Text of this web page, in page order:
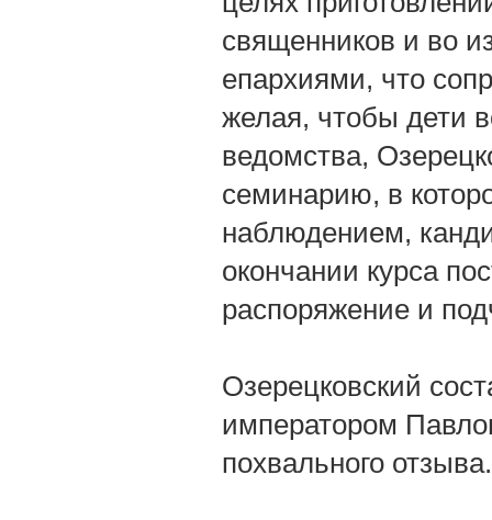
священников и во
епархиями, что
желая, чтобы дети
ведомства,
семинарию, в
наблюдением,
окончании курса
распоряжение и
Озерецковский
императором
похвального отзыва.